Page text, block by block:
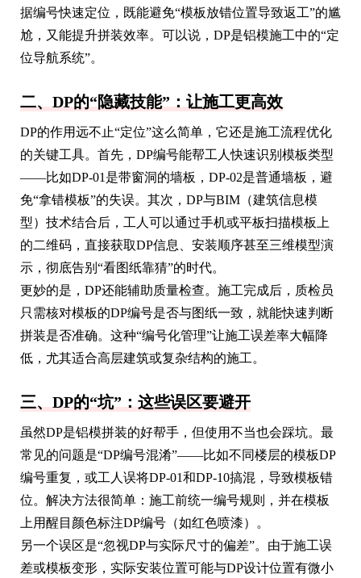
据编号快速定位，既能避免“模板放错位置导致返工”的尴
尬，又能提升拼装效率。可以说，DP是铝模施工中的“定
位导航系统”。
二、DP的“隐藏技能”：让施工更高效
DP的作用远不止“定位”这么简单，它还是施工流程优化
的关键工具。首先，DP编号能帮工人快速识别模板类型
——比如DP-01是带窗洞的墙板，DP-02是普通墙板，避
免“拿错模板”的失误。其次，DP与BIM（建筑信息模
型）技术结合后，工人可以通过手机或平板扫描模板上
的二维码，直接获取DP信息、安装顺序甚至三维模型演
示，彻底告别“看图纸靠猜”的时代。
更妙的是，DP还能辅助质量检查。施工完成后，质检员
只需核对模板的DP编号是否与图纸一致，就能快速判断
拼装是否准确。这种“编号化管理”让施工误差率大幅降
低，尤其适合高层建筑或复杂结构的施工。
三、DP的“坑”：这些误区要避开
虽然DP是铝模拼装的好帮手，但使用不当也会踩坑。最
常见的问题是“DP编号混淆”——比如不同楼层的模板DP
编号重复，或工人误将DP-01和DP-10搞混，导致模板错
位。解决方法很简单：施工前统一编号规则，并在模板
上用醒目颜色标注DP编号（如红色喷漆）。
另一个误区是“忽视DP与实际尺寸的偏差”。由于施工误
差或模板变形，实际安装位置可能与DP设计位置有微小